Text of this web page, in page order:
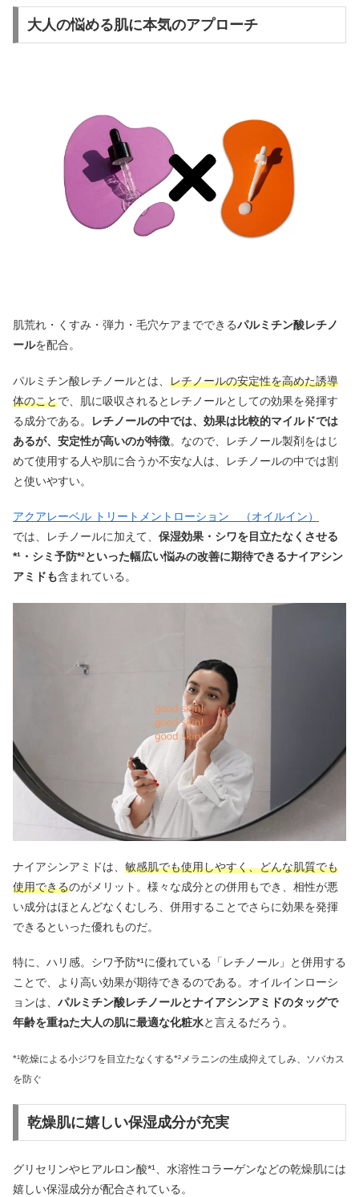
大人の悩める肌に本気のアプローチ
肌荒れ・くすみ・弾力・毛穴ケアまでできるパルミチン酸レチノ
ールを配合。
パルミチン酸レチノールとは、 レチノールの安定性を高めた誘導
体のことで、肌に吸収されるとレチノールとしての効果を発揮す
る成分である。
レチノールの中では、効果は比較的マイルドでは
あるが、安定性が高いのが特徴。なので、レチノール製剤をはじ
めて使用する人や肌に合うか不安な人は、レチノールの中では割
と使いやすい。
アクアレーベル トリートメントローション （オイルイン）
では、レチノールに加えて、 保湿効果・シワを目立たなくさせる
*¹・シミ予防*²といった幅広い悩みの改善に期待できるナイアシン
アミドも含まれている。
ナイアシンアミドは、 敏感肌でも使用しやすく、どんな肌質でも
使用できるのがメリット。様々な成分との併用もでき、相性が悪
い成分はほとんどなくむしろ、併用することでさらに効果を発揮
できるといった優れものだ。
特に、ハリ感。シワ予防*¹に優れている「レチノール」と併用する
ことで、より高い効果が期待できるのである。オイルインローシ
ョンは、 パルミチン酸レチノールとナイアシンアミドのタッグで
年齢を重ねた大人の肌に最適な化粧水と言えるだろう。
*¹乾燥による小ジワを目立たなくする*²メラニンの生成抑えてしみ、ソバカス
を防ぐ
乾燥肌に嬉しい保湿成分が充実
グリセリンやヒアルロン酸*¹、水溶性コラーゲンなどの乾燥肌には
嬉しい保湿成分が配合されている。